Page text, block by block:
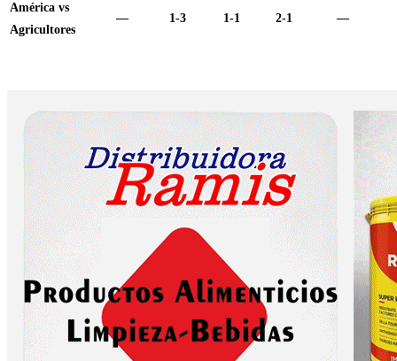
América vs
Agricultores
— 1-3 1-1 2-1 —